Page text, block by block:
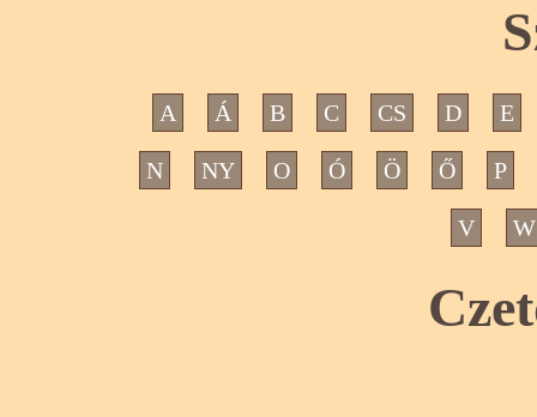
A Á B C CS D E
N NY O Ó Ö Ő P
V W